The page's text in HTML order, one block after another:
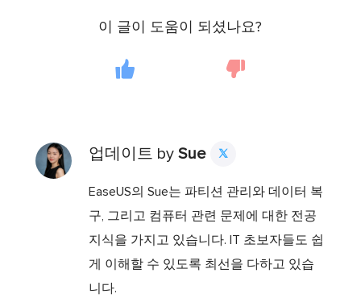
이 글이 도움이 되셨나요?
업데이트 bySue 
EaseUS의 Sue는 파티션 관리와 데이터 복
구, 그리고 컴퓨터 관련 문제에 대한 전공
지식을 가지고 있습니다. IT 초보자들도 쉽
게 이해할 수 있도록 최선을 다하고 있습
니다.